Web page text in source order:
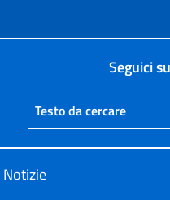
Seguici
Ricerca
Cerca nel sito
Notizie